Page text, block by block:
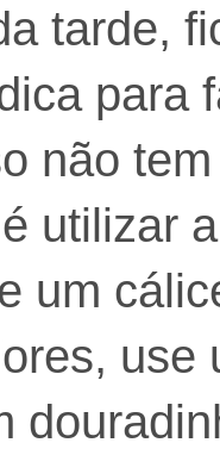
tarde,
para
não
utilizar
um
use